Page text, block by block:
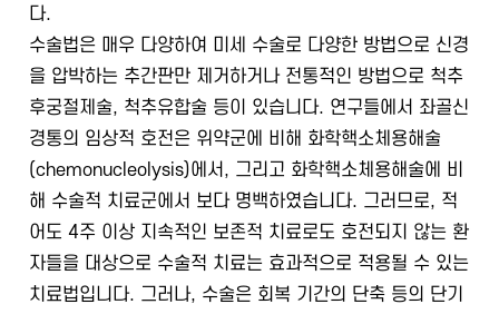
다.
수술법은 매우 다양하여 미세 수술로 다양한 방법으로 신경
을 압박하는 추간판만 제거하거나 전통적인 방법으로 척추
후궁절제술, 척추유합술 등이 있습니다. 연구들에서 좌골신
경통의 임상적 호전은 위약군에 비해 화학핵소체용해술
(chemonucleolysis)에서, 그리고 화학핵소체용해술에 비
해 수술적 치료군에서 보다 명백하였습니다. 그러므로, 적
어도 4주 이상 지속적인 보존적 치료로도 호전되지 않는 환
자들을 대상으로 수술적 치료는 효과적으로 적용될 수 있는
치료법입니다. 그러나, 수술은 회복 기간의 단축 등의 단기